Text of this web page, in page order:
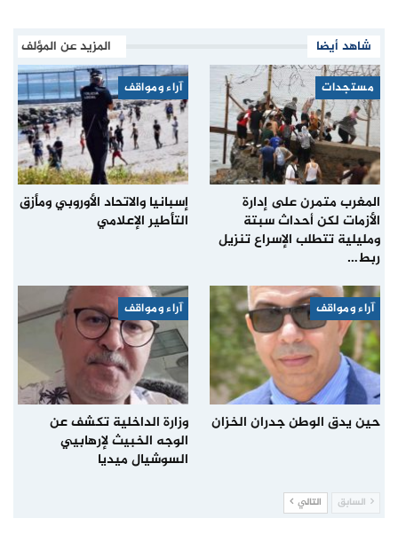
شاهد أيضا المزيد عن المؤلف
مستجدات
المغرب متمرن على إدارة
الأزمات لكن أحداث سبتة
ومليلية تتطلب الإسراع تنزيل
ربط…
آراء ومواقف
إسبانيا والاتحاد الأوروبي ومأزق
التأطير الإعلامي
آراء ومواقف
حين يدق الوطن جدران الخزان
آراء ومواقف
وزارة الداخلية تكشف عن
الوجه الخبيث لإرهابيي
السوشيال ميديا
السابق التالي